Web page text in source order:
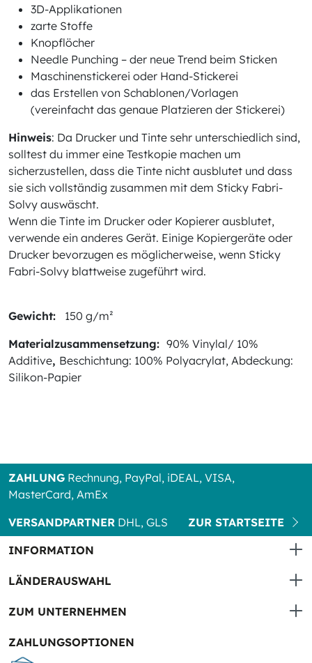
3D-Applikationen
zarte Stoffe
Knopflöcher
Needle Punching – der neue Trend beim Sticken
Maschinenstickerei oder Hand-Stickerei
das Erstellen von Schablonen/Vorlagen
(vereinfacht das genaue Platzieren der Stickerei)
Hinweis: Da Drucker und Tinte sehr unterschiedlich sind,
solltest du immer eine Testkopie machen um
sicherzustellen, dass die Tinte nicht ausblutet und dass
sie sich vollständig zusammen mit dem Sticky Fabri-
Solvy auswäscht.
Wenn die Tinte im Drucker oder Kopierer ausblutet,
verwende ein anderes Gerät. Einige Kopiergeräte oder
Drucker bevorzugen es möglicherweise, wenn Sticky
Fabri-Solvy blattweise zugeführt wird.
Gewicht:
150 g/m²
Materialzusammensetzung: 90% Vinylal/ 10%
Additive, Beschichtung: 100% Polyacrylat, Abdeckung:
Silikon-Papier
ZAHLUNG Rechnung, PayPal, iDEAL, VISA,
MasterCard, AmEx
VERSANDPARTNER DHL, GLS
ZUR STARTSEITE
INFORMATION
LÄNDERAUSWAHL
ZUM UNTERNEHMEN
ZAHLUNGSOPTIONEN